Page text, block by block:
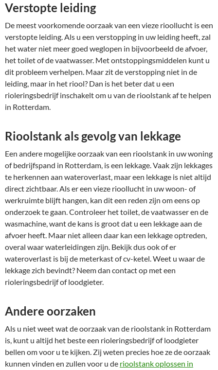
Verstopte leiding
De meest voorkomende oorzaak van een vieze rioollucht is een
verstopte leiding. Als u een verstopping in uw leiding heeft, zal
het water niet meer goed weglopen in bijvoorbeeld de afvoer,
het toilet of de vaatwasser. Met ontstoppingsmiddelen kunt u
dit probleem verhelpen. Maar zit de verstopping niet in de
leiding, maar in het riool? Dan is het beter dat u een
rioleringsbedrijf inschakelt om u van de rioolstank af te helpen
in Rotterdam.
Rioolstank als gevolg van lekkage
Een andere mogelijke oorzaak van een rioolstank in uw woning
of bedrijfspand in Rotterdam, is een lekkage. Vaak zijn lekkages
te herkennen aan wateroverlast, maar een lekkage is niet altijd
direct zichtbaar. Als er een vieze rioollucht in uw woon- of
werkruimte blijft hangen, kan dit een reden zijn om eens op
onderzoek te gaan. Controleer het toilet, de vaatwasser en de
wasmachine, want de kans is groot dat u een lekkage aan de
afvoer heeft. Maar niet alleen daar kan een lekkage optreden,
overal waar waterleidingen zijn. Bekijk dus ook of er
wateroverlast is bij de meterkast of cv-ketel. Weet u waar de
lekkage zich bevindt? Neem dan contact op met een
rioleringsbedrijf of loodgieter.
Andere oorzaken
Als u niet weet wat de oorzaak van de rioolstank in Rotterdam
is, kunt u altijd het beste een rioleringsbedrijf of loodgieter
bellen om voor u te kijken. Zij weten precies hoe ze de oorzaak
kunnen vinden en zullen voor u de rioolstank oplossen in